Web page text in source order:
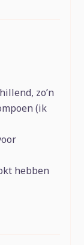
zo’n
(ik
hebben